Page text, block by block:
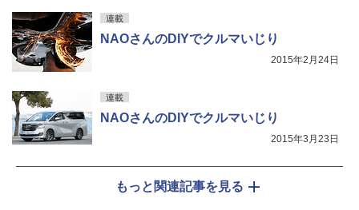
連載
NAOさんのDIYでクルマいじり
2015年2月24日
連載
NAOさんのDIYでクルマいじり
2015年3月23日
もっと関連記事を見る